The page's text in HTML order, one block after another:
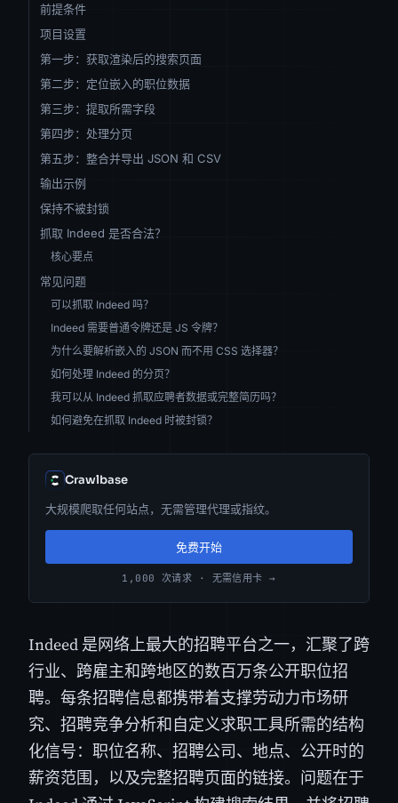
前提条件
项目设置
第一步：获取渲染后的搜索页面
第二步：定位嵌入的职位数据
第三步：提取所需字段
第四步：处理分页
第五步：整合并导出 JSON 和 CSV
输出示例
保持不被封锁
抓取 Indeed 是否合法？
核心要点
常见问题
可以抓取 Indeed 吗？
Indeed 需要普通令牌还是 JS 令牌？
为什么要解析嵌入的 JSON 而不用 CSS 选择器？
如何处理 Indeed 的分页？
我可以从 Indeed 抓取应聘者数据或完整简历吗？
如何避免在抓取 Indeed 时被封锁？
Crawlbase
大规模爬取任何站点，无需管理代理或指纹。
免费开始
1,000 次请求 · 无需信用卡 →
Indeed 是网络上最大的招聘平台之一，汇聚了跨
行业、跨雇主和跨地区的数百万条公开职位招
聘。每条招聘信息都携带着支撑劳动力市场研
究、招聘竞争分析和自定义求职工具所需的结构
化信号：职位名称、招聘公司、地点、公开时的
薪资范围，以及完整招聘页面的链接。问题在于